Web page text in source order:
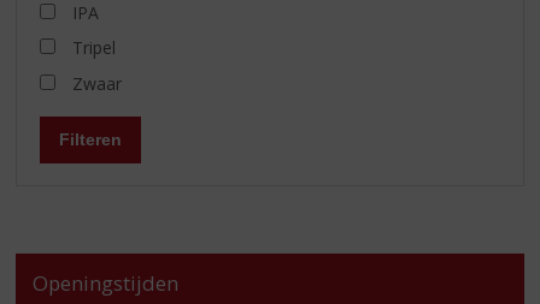
IPA
Tripel
Zwaar
Filteren
Openingstijden